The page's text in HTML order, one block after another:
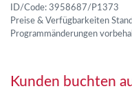
ID/Code: 3958687/P1373
Preise & Verfügbarkeiten
Programmänderungen
Kunden buchten